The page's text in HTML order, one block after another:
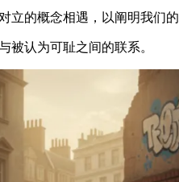
立的概念相遇，以阐明我们的
被认为可耻之间的联系。